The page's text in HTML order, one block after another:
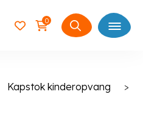
0
Zoeken
Open
Kapstok kinderopvang
>